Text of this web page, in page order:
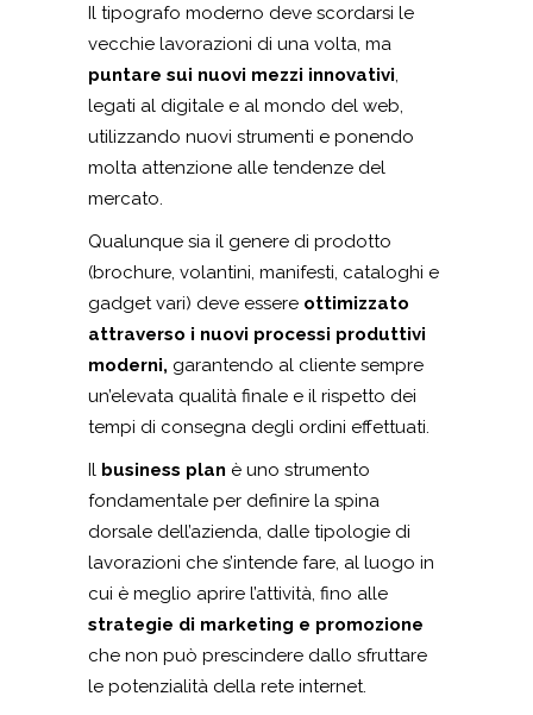
Il tipografo moderno deve scordarsi le
vecchie lavorazioni di una volta, ma
puntare sui nuovi mezzi innovativi,
legati al digitale e al mondo del web,
utilizzando nuovi strumenti e ponendo
molta attenzione alle tendenze del
mercato.
Qualunque sia il genere di prodotto
(brochure, volantini, manifesti, cataloghi e
gadget vari) deve essere ottimizzato
attraverso i nuovi processi produttivi
moderni, garantendo al cliente sempre
un’elevata qualità finale e il rispetto dei
tempi di consegna degli ordini effettuati.
Il business plan è uno strumento
fondamentale per definire la spina
dorsale dell’azienda, dalle tipologie di
lavorazioni che s’intende fare, al luogo in
cui è meglio aprire l’attività, fino alle
strategie di marketing e promozione
che non può prescindere dallo sfruttare
le potenzialità della rete internet.